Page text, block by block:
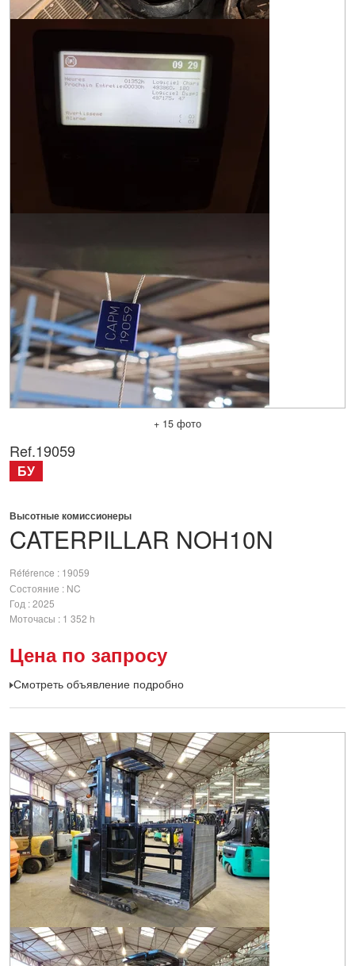
+ 15 фото
CATERPILLAR NOH10N
Высотные комиссионеры
Référence
19059
Состояние
NC
Год 2025
Моточасы
1 352 h
Цена по запросу
Смотреть объявление подробно
Ref.19059
БУ